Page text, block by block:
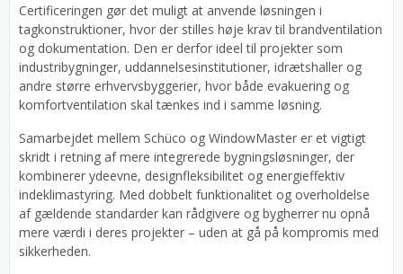
Certificeringen gør det muligt at anvende løsningen i
tagkonstruktioner, hvor der stilles høje krav til brandventilation
og dokumentation. Den er derfor ideel til projekter som
industribygninger, uddannelsesinstitutioner, idrætshaller og
andre større erhvervsbyggerier, hvor både evakuering og
komfortventilation skal tænkes ind i samme løsning.
Samarbejdet mellem Schüco og WindowMaster er et vigtigt
skridt i retning af mere integrerede bygningsløsninger, der
kombinerer ydeevne, designfleksibilitet og energieffektiv
indeklimastyring. Med dobbelt funktionalitet og overholdelse
af gældende standarder kan rådgivere og bygherrer nu opnå
mere værdi i deres projekter – uden at gå på kompromis med
sikkerheden.